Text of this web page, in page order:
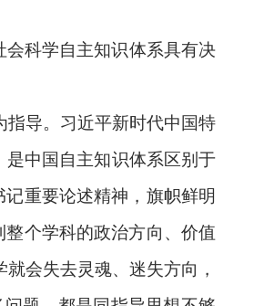
会科学自主知识体系具有决
指导。习近平新时代中国特
中国自主知识体系区别于
重要论述精神，旗帜鲜明
个学科的政治方向、价值
会失去灵魂、迷失方向，